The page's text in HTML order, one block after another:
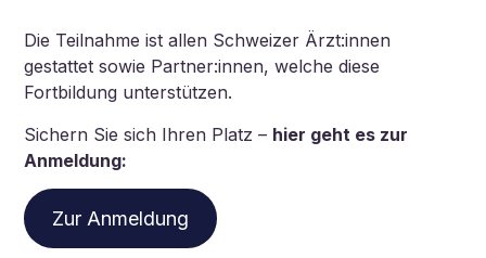
Die Teilnahme ist allen Schweizer Ärzt:innen
gestattet sowie Partner:innen, welche diese
Fortbildung unterstützen.
Sichern Sie sich Ihren Platz – hier geht es zur
Anmeldung:
Zur Anmeldung